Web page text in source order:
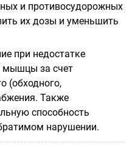
и противосудорожных
их дозы и уменьшить
при недостатке
мышцы за счет
(обходного,
Также
способность
нарушении.